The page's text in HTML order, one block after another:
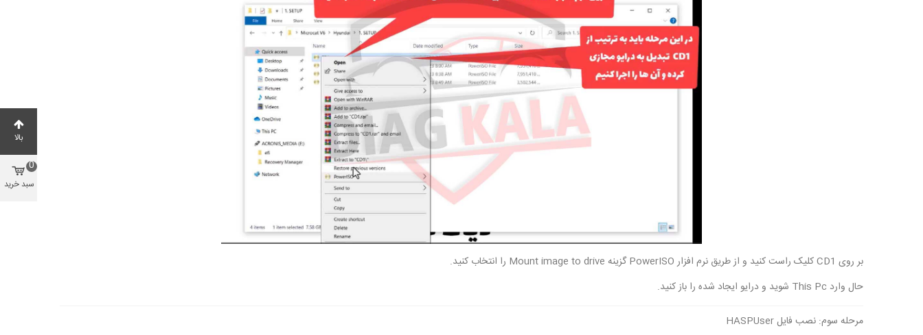
بر روی CD1 کلیک راست کنید و از طریق نرم افزار PowerISO گزینه Mount image to drive را انتخاب کنید.
حال وارد This Pc شوید و درایو ایجاد شده را باز کنید.
مرحله سوم: نصب فایل HASPUser
بالا
سبد خرید
0